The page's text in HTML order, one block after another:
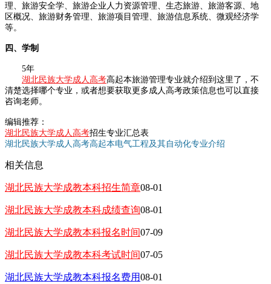
理、旅游安全学、旅游企业人力资源管理、生态旅游、旅游客源、地
区概况、旅游财务管理、旅游项目管理、旅游信息系统、微观经济学
等。
四、学制
5年
湖北民族大学成人高考高起本旅游管理专业就介绍到这里了，不
清楚选择哪个专业，或者想要获取更多成人高考政策信息也可以直接
咨询老师。
编辑推荐：
湖北民族大学成人高考招生专业汇总表
湖北民族大学成人高考高起本电气工程及其自动化专业介绍
相关信息
湖北民族大学成教本科招生简章08-01
湖北民族大学成教本科成绩查询08-01
湖北民族大学成教本科报名时间07-09
湖北民族大学成教本科考试时间07-05
湖北民族大学成教本科报名费用08-01